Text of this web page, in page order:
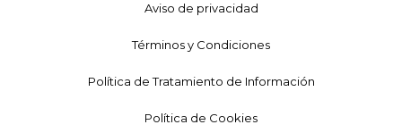
Aviso de privacidad
Términos y Condiciones
Política de Tratamiento de Información
Política de Cookies